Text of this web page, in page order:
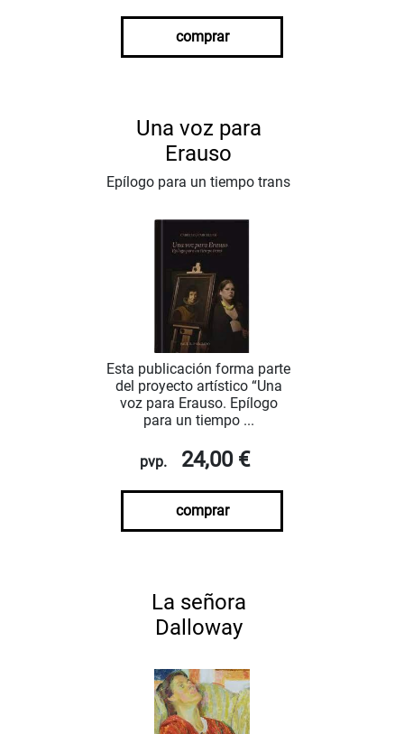
comprar
Una voz para
Erauso
Epílogo para un tiempo trans
Esta publicación forma parte
del proyecto artístico “Una
voz para Erauso. Epílogo
para un tiempo ...
pvp. 24,00 €
comprar
La señora
Dalloway